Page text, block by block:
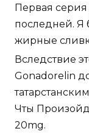
Первая
последней. Я
жирные
Вследствие
Gonadorelin
Чты
20mg.